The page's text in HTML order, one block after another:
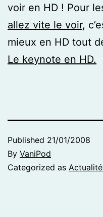
voir en HD ! Pour
allez vite le voir,
mieux en HD tout
Le keynote en HD.
Published 21/01/2008
By VaniPod
Categorized as